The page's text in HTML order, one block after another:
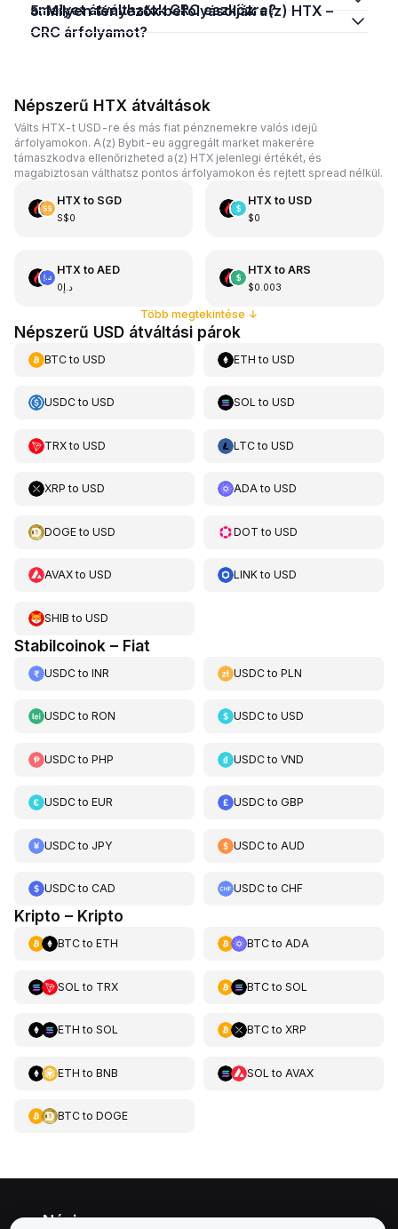
amelyet átválthatok CRC eszközre?
5. Milyen tényezők befolyásolják a(z) HTX –
CRC árfolyamot?
Népszerű HTX átváltások
Válts HTX-t USD-re és más fiat pénznemekre valós idejű
árfolyamokon. A(z) Bybit-eu aggregált market makerére
támaszkodva ellenőrizheted a(z) HTX jelenlegi értékét, és
magabiztosan válthatsz pontos árfolyamokon és rejtett spread nélkül.
HTX to SGD
S$0
HTX to USD
$0
HTX to AED
د.إ0
HTX to ARS
$0.003
Több megtekintése ↓
Népszerű USD átváltási párok
BTCto USD ETH toUSD
USDCto USD SOL toUSD
TRXto USD LTCtoUSD
XRP to USD ADAtoUSD
DOGEto USD DOT toUSD
AVAXto USD LINKtoUSD
SHIB to USD
Stabilcoinok – Fiat
USDCto INR USDCtoPLN
USDCto RON USDCtoUSD
USDCto PHP USDCtoVND
USDCto EUR USDCtoGBP
USDCto JPY USDCto AUD
USDCto CAD USDCtoCHF
Kripto – Kripto
BTCto ETH BTCto ADA
SOL to TRX BTCto SOL
ETH to SOL BTCto XRP
ETH to BNB SOL to AVAX
BTCto DOGE
Névjegy